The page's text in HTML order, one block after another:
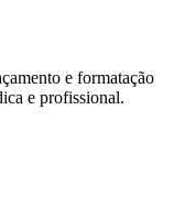
e formatação
e profissional.